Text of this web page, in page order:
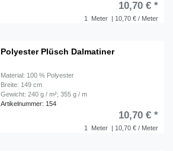
1 Meter | 10,70 € / Meter
10,70 € *
Polyester Plüsch Dalmatiner
Material: 100 % Polyester
Breite: 149 cm
Gewicht: 240 g / m²; 355 g / m
Artikelnummer: 154
1 Meter | 10,70 € / Meter
10,70 € *